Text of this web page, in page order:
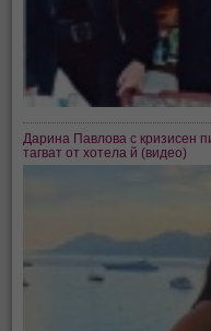
Дарина Павлова с кризисен
тагват от хотела й (видео)